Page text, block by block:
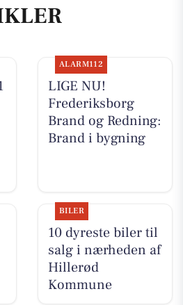
ALARM112
LIGE NU!
Frederiksborg
Brand og Redning:
Brand i bygning
BILER
10 dyreste biler til
salg i nærheden af
Hillerød
Kommune